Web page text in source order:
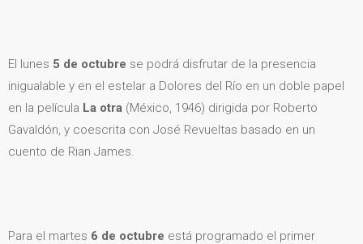
El lunes 5 de octubre se podrá disfrutar de la presencia
inigualable y en el estelar a Dolores del Río en un doble papel
en la película La otra (México, 1946) dirigida por Roberto
Gavaldón, y coescrita con José Revueltas basado en un
cuento de Rian James.
Para el martes 6 de octubre está programado el primer